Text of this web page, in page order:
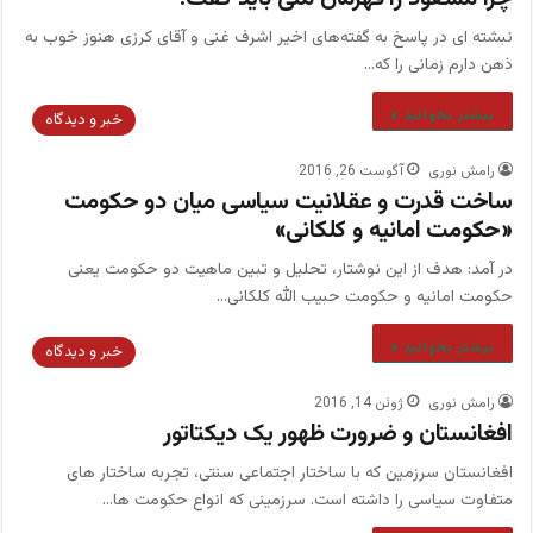
نبشته ای در پاسخ به گفته‌های اخیر اشرف غنی و آقای کرزی هنوز خوب به
ذهن دارم زمانی را که…
بیشتر بخوانید » خبر و دیدگاه
رامش نوری آگوست 26, 2016
ساخت قدرت و عقلانیت سیاسی میان دو حکومت
«حکومت امانیه و کلکانی»
در آمد: هدف از این نوشتار، تحلیل و تبین ماهیت دو حکومت یعنی
حکومت امانیه و حکومت حبیب الله کلکانی…
بیشتر بخوانید » خبر و دیدگاه
رامش نوری ژوئن 14, 2016
افغانستان و ضرورت ظهور یک دیکتاتور
افغانستان سرزمین که با ساختار اجتماعی سنتی، تجربه ساختار های
متفاوت سیاسی را داشته است. سرزمینی که انواع حکومت ها…